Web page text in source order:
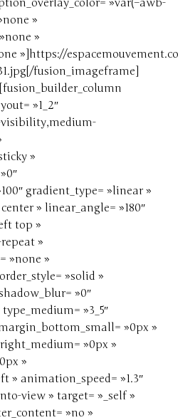
»
»
»]https://
fusion_imageframe]
»1_2″
visibility,medium-
»
gradient_type= »linear »
» linear_angle= »180″
top »
»
»none »
»solid »
»0″
»3_5″
»0px »
»0px »
»
» animation_speed= »1.3″
view » target= »_self »
»no »